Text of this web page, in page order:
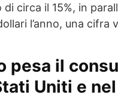
di circa il 15%, in
l’anno, una cifra
pesa il
Uniti e